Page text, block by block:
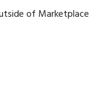
of Marketplace